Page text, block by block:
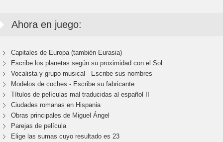
Ahora en juego:
Capitales de Europa (también Eurasia)
Escribe los planetas según su proximidad con el Sol
Vocalista y grupo musical - Escribe sus nombres
Modelos de coches - Escribe su fabricante
Títulos de películas mal traducidas al español II
Ciudades romanas en Hispania
Obras principales de Miguel Ángel
Parejas de película
Elige las sumas cuyo resultado es 23